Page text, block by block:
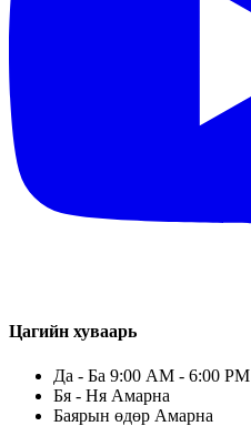
Цагийн хуваарь
Да - Ба 9:00 AM - 6:00 PM
Бя - Ня Амарна
Баярын өдөр Амарна